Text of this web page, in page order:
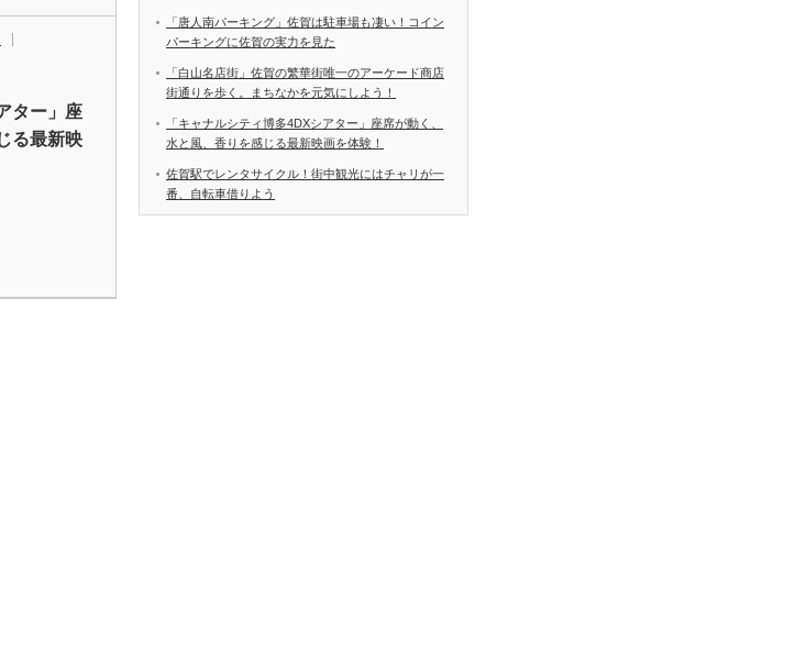
ター」座
る最新映
「唐人南パーキング」佐賀は駐車場も凄い！コイン
パーキングに佐賀の実力を見た
「白山名店街」佐賀の繁華街唯一のアーケード商店
街通りを歩く。まちなかを元気にしよう！
「キャナルシティ博多4DXシアター」座席が動く、
水と風、香りを感じる最新映画を体験！
佐賀駅でレンタサイクル！街中観光にはチャリが一
番、自転車借りよう